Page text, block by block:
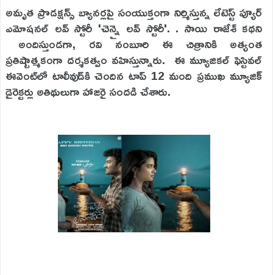
అమృత ప్రొడక్షన్స్ బ్యానర్లపై సంయుక్తంగా నిర్మిస్తున్న లేటెస్ట్ ప్యూర్
ఎమోషనల్ లవ్ స్టోరీ 'చెన్నై లవ్ స్టోరీ'. . సాయి రాజేశ్ కథని
అందిస్తుండగా, రవి నంబూరి ఈ చిత్రానికి అత్యంత
ప్రతిష్టాత్మకంగా దర్శకత్వం వహిస్తున్నారు. ఈ మ్యూజికల్ ఫెస్టివల్
ఈవెంట్‌లో టాలీవుడ్‌కి చెందిన టాప్ 12 మంది ప్రముఖ మ్యూజిక్
డైరెక్టర్లు అతిథులుగా హాజరై సందడి చేశారు.